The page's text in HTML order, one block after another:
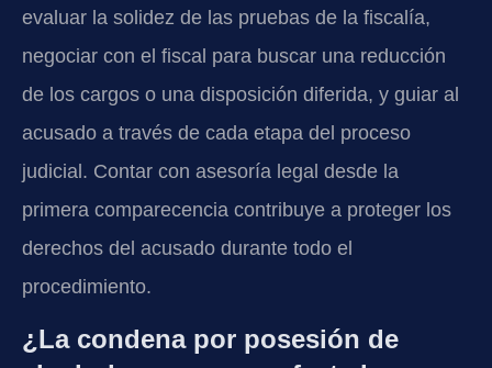
evaluar la solidez de las pruebas de la fiscalía,
negociar con el fiscal para buscar una reducción
de los cargos o una disposición diferida, y guiar al
acusado a través de cada etapa del proceso
judicial. Contar con asesoría legal desde la
primera comparecencia contribuye a proteger los
derechos del acusado durante todo el
procedimiento.
¿La condena por posesión de